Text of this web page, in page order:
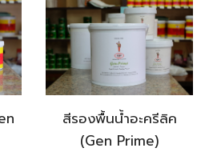
สีรองพื้นน้ำอะครีลิค
(Gen Prime)